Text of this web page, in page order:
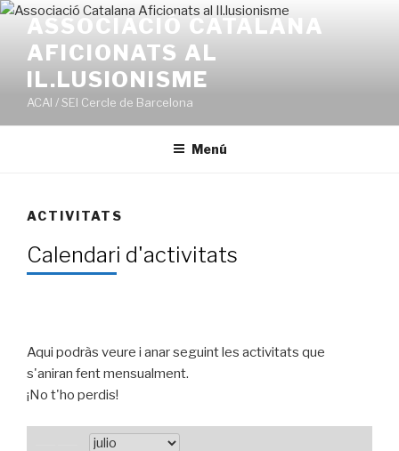
Ir
contenido
ASSOCIACIÓ CATALANA
AFICIONATS AL
IL.LUSIONISME
ACAI / SEI Cercle de Barcelona
Menú
ACTIVITATS
Calendari d'activitats
Aqui podràs veure i anar seguint les activitats que
s'aniran fent mensualment.
¡No t'ho perdis!
M